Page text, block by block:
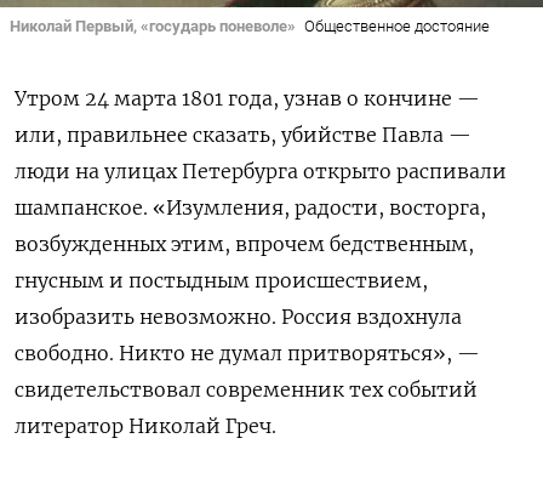
Николай Первый, «государь поневоле» Общественное достояние
Утром 24 марта 1801 года, узнав о кончине —
или, правильнее сказать, убийстве Павла —
люди на улицах Петербурга открыто распивали
шампанское. «Изумления, радости, восторга,
возбужденных этим, впрочем бедственным,
гнусным и постыдным происшествием,
изобразить невозможно. Россия вздохнула
свободно. Никто не думал притворяться», —
свидетельствовал современник тех событий
литератор Николай Греч.